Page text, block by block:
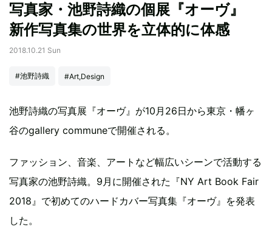
写真家・池野詩織の個展『オーヴ』
新作写真集の世界を立体的に体感
2018.10.21 Sun
#池野詩織 #Art,Design
池野詩織の写真展『オーヴ』が10月26日から東京・幡ヶ
谷のgallery communeで開催される。
ファッション、音楽、アートなど幅広いシーンで活動する
写真家の池野詩織。9月に開催された『NY Art Book Fair
2018』で初めてのハードカバー写真集『オーヴ』を発表
した。